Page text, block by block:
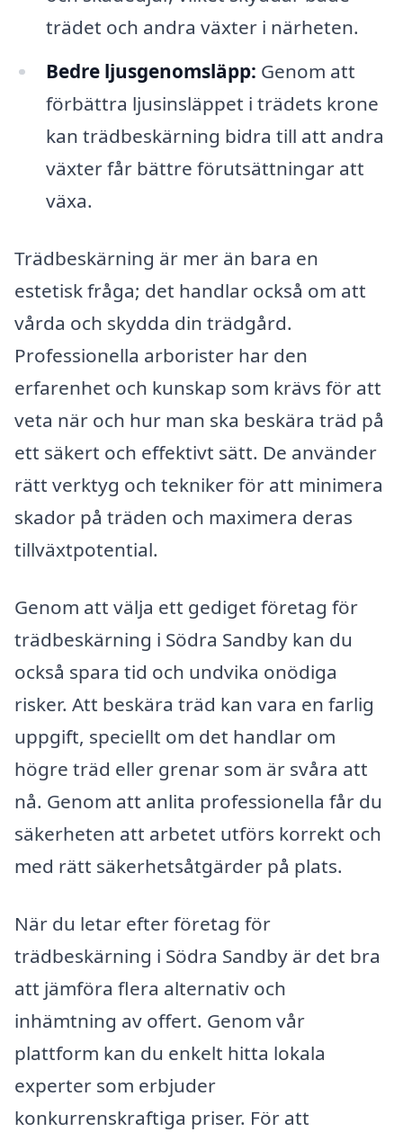
trädet och andra växter i närheten.
Bedre ljusgenomsläpp: Genom att
förbättra ljusinsläppet i trädets krone
kan trädbeskärning bidra till att andra
växter får bättre förutsättningar att
växa.
Trädbeskärning är mer än bara en
estetisk fråga; det handlar också om att
vårda och skydda din trädgård.
Professionella arborister har den
erfarenhet och kunskap som krävs för att
veta när och hur man ska beskära träd på
ett säkert och effektivt sätt. De använder
rätt verktyg och tekniker för att minimera
skador på träden och maximera deras
tillväxtpotential.
Genom att välja ett gediget företag för
trädbeskärning i Södra Sandby kan du
också spara tid och undvika onödiga
risker. Att beskära träd kan vara en farlig
uppgift, speciellt om det handlar om
högre träd eller grenar som är svåra att
nå. Genom att anlita professionella får du
säkerheten att arbetet utförs korrekt och
med rätt säkerhetsåtgärder på plats.
När du letar efter företag för
trädbeskärning i Södra Sandby är det bra
att jämföra flera alternativ och
inhämtning av offert. Genom vår
plattform kan du enkelt hitta lokala
experter som erbjuder
konkurrenskraftiga priser. För att